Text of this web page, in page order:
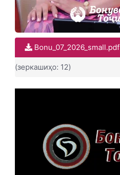
Bonu_07_2026_small.pdf
(зеркашиҳо: 12)